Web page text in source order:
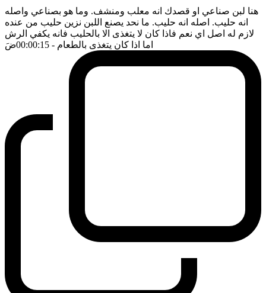
هنا لبن صناعي او قصدك انه معلب ومنشف. وما هو بصناعي واصله
انه حليب. اصله انه حليب. ما نحد يصنع اللبن نزين حليب من عنده
لازم له اصل اي نعم فاذا كان لا يتغذى الا بالحليب فانه يكفي الرش
اما اذا كان يتغذى بالطعام - 00:00:15 ضَ